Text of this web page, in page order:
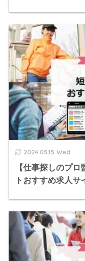
2024.05.15 Wed
【仕事探しのプ
トおすすめ求人サ